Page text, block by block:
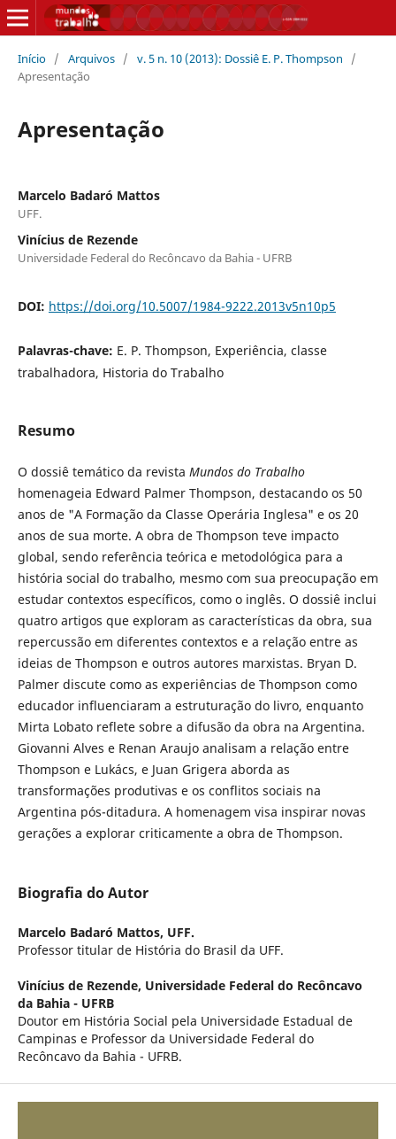
Início / Arquivos / v. 5 n. 10 (2013): Dossiê E. P. Thompson
/
Apresentação
Apresentação
Marcelo Badaró Mattos
UFF.
Vinícius de Rezende
Universidade Federal do Recôncavo da Bahia - UFRB
DOI: https://doi.org/10.5007/1984-9222.2013v5n10p5
Palavras-chave: E. P. Thompson, Experiência, classe
trabalhadora, Historia do Trabalho
Resumo
O dossiê temático da revista Mundos do Trabalho
homenageia Edward Palmer Thompson, destacando os 50
anos de "A Formação da Classe Operária Inglesa" e os 20
anos de sua morte. A obra de Thompson teve impacto
global, sendo referência teórica e metodológica para a
história social do trabalho, mesmo com sua preocupação em
estudar contextos específicos, como o inglês. O dossiê inclui
quatro artigos que exploram as características da obra, sua
repercussão em diferentes contextos e a relação entre as
ideias de Thompson e outros autores marxistas. Bryan D.
Palmer discute como as experiências de Thompson como
educador influenciaram a estruturação do livro, enquanto
Mirta Lobato reflete sobre a difusão da obra na Argentina.
Giovanni Alves e Renan Araujo analisam a relação entre
Thompson e Lukács, e Juan Grigera aborda as
transformações produtivas e os conflitos sociais na
Argentina pós-ditadura. A homenagem visa inspirar novas
gerações a explorar criticamente a obra de Thompson.
Biografia do Autor
Marcelo Badaró Mattos, UFF.
Professor titular de História do Brasil da UFF.
Vinícius de Rezende, Universidade Federal do Recôncavo
da Bahia - UFRB
Doutor em História Social pela Universidade Estadual de
Campinas e Professor da Universidade Federal do
Recôncavo da Bahia - UFRB.